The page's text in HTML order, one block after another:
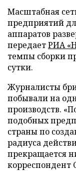
Масштабная
предприятий
аппаратов
передаетРИА
темпы сборки
сутки.
Журналисты
побывали на
производств.
подобных
страны по
радиуса
прекращается
корреспондент